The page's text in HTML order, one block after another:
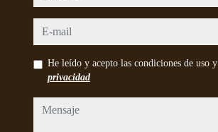
e-mail
He leído y acepto las condiciones de uso y
privacidad
mensaje